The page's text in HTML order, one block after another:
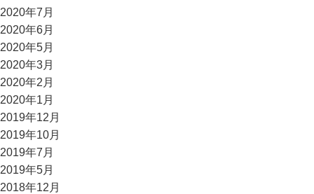
2020年7月
2020年6月
2020年5月
2020年3月
2020年2月
2020年1月
2019年12月
2019年10月
2019年7月
2019年5月
2018年12月